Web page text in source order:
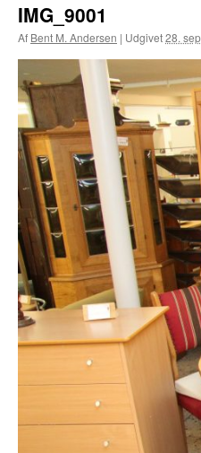
indhold
IMG_9001
Af Bent M. Andersen | Udgivet28.